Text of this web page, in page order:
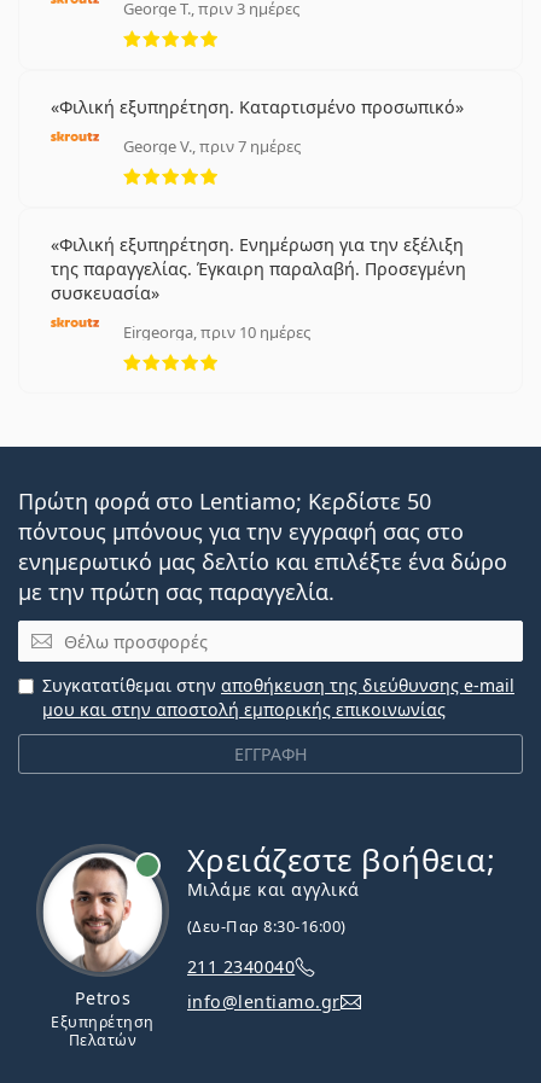
Precision1
Συχνές ερωτήσεις
Για πόσο χρονικό διάστημα μπορείτε να
Μπορείτε να κοιμηθείτε με τους Lenjoy 1 Day
Εξοικείωση με τους φακούς επαφής: Πόσος χρόνος
χρειάζεται;
Πώς να φροντίζετε τους φακούς επαφής
Μπορείτε να κάνετε ντους με φακούς επαφής;
Με αυτό το προϊόν συνήθως αγοράζουν καιSolunate
Eye Drops 15 ml.
Είναι ιατρικό προϊόν. Διαβάστε τις οδηγίες πριν από
τη χρήση.
George T., πριν 3 ημέρες
5 αξιολογήσεις από 5
Φιλική εξυπηρέτηση. Καταρτισμένο προσωπικό
George V., πριν 7 ημέρες
5 αξιολογήσεις από 5
Φιλική εξυπηρέτηση. Ενημέρωση για την εξέλιξη
της παραγγελίας. Έγκαιρη παραλαβή. Προσεγμένη
συσκευασία
Eirgeorga, πριν 10 ημέρες
5 αξιολογήσεις από 5
Πρώτη φορά στο Lentiamo; Κερδίστε 50
πόντους μπόνους για την εγγραφή σας στο
ενημερωτικό μας δελτίο και επιλέξτε ένα δώρο
με την πρώτη σας παραγγελία.
Email
ΕΓΓΡΑΦΗ
Συγκατατίθεμαι στην αποθήκευση της διεύθυνσης e-mail
μου και στην αποστολή εμπορικής επικοινωνίας
Petros
Εξυπηρέτηση
Πελατών
Χρειάζεστε βοήθεια;
Μιλάμε και αγγλικά
(Δευ-Παρ 8:30-16:00)
211 2340040
info@lentiamo.gr